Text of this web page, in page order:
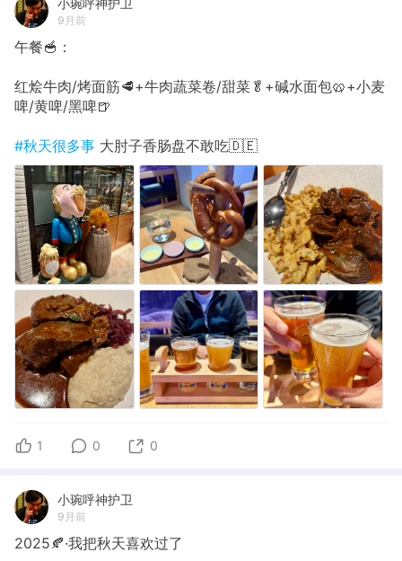
9月前
午餐🥣：
红烩牛肉/烤面筋🥩+牛肉蔬菜卷/甜菜🥬+碱水面包🥨+小麦
啤/黄啤/黑啤🍺
#秋天很多事 大肘子香肠盘不敢吃🇩🇪
1 0 0
小琬呼神护卫
9月前
2025🍂·我把秋天喜欢过了